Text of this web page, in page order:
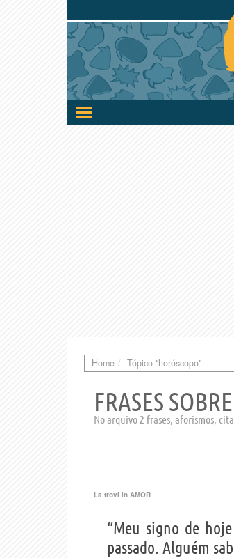
Ativar/desativar
a
Home Tópico "horóscopo"
FRASES
No arquivo 2 frases, aforismos,
La trovi in AMOR
“Meu signo de
passado. Alguém